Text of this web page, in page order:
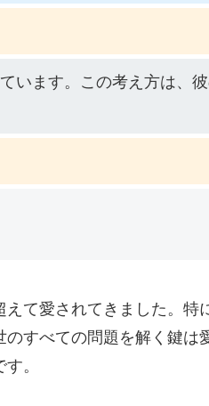
います。この考え方は、
て愛されてきました。特
すべての問題を解く鍵は
。